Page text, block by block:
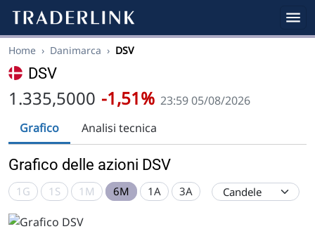
Home › Danimarca › DSV
DSV
1.335,5000 -1,51% 23:59 05/08/2026
Grafico
Analisi tecnica
Grafico delle azioni DSV
1G 1S 1M 6M 1A 3A